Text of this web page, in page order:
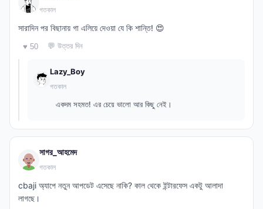
গতকাল
সারাদিন পর বিছানায় গা এলিয়ে দেওয়া যে কি শান্তি! 😍
♥ 50 💬 উত্তর দিন
Lazy_Boy
গতকাল
একদম সহমত! এর চেয়ে ভালো আর কিছু নেই।
সাগর_আহমেদ
গতকাল
cbaji অ্যাপে নতুন আপডেট এসেছে নাকি? কাল থেকে ইন্টারফেস একটু আলাদা
লাগছে।